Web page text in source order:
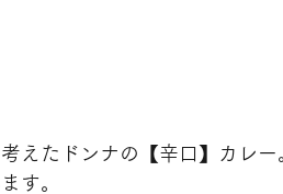
えたドンナの【辛口】カレ
す。